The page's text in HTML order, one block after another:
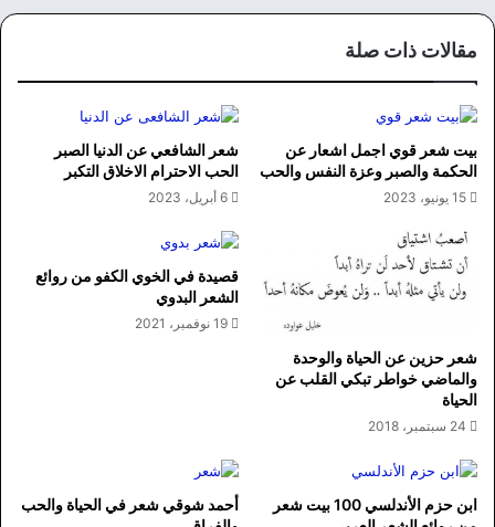
الويوك
ام
مقالات ذات صلة
بيت شعر قوي اجمل اشعار عن
الحكمة والصبر وعزة النفس والحب
15 يونيو، 2023
شعر الشافعي عن الدنيا الصبر
الحب الاحترام الاخلاق التكبر
6 أبريل، 2023
شعر حزين عن الحياة والوحدة
والماضي خواطر تبكي القلب عن
الحياة
24 سبتمبر، 2018
قصيدة في الخوي الكفو من روائع
الشعر البدوي
19 نوفمبر، 2021
ابن حزم الأندلسي 100 بيت شعر
أحمد شوقي شعر في الحياة والحب